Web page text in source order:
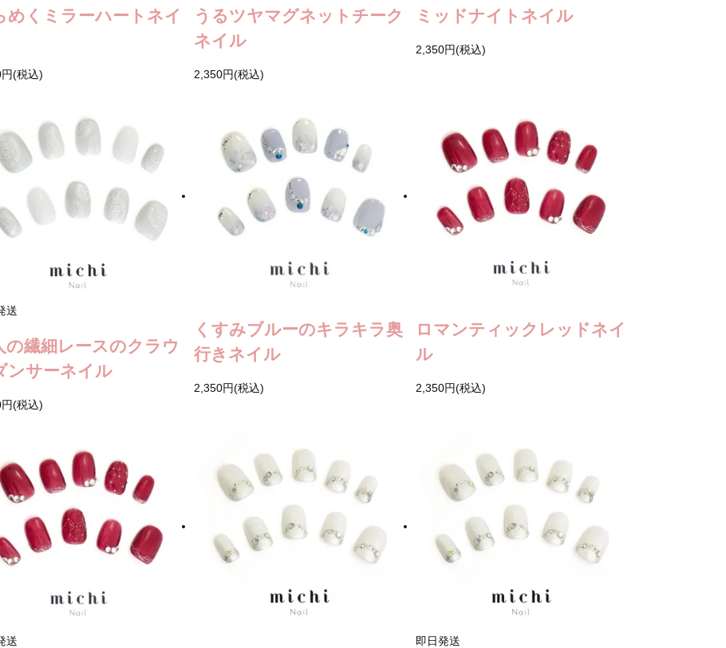
めくミラーハートネイ
(税込)
うるツヤマグネットチーク
ネイル
2,350円(税込)
ミッドナイトネイル
2,350円(税込)
送
の繊細レースのクラウ
ンサーネイル
(税込)
くすみブルーのキラキラ奥
行きネイル
2,350円(税込)
ロマンティックレッドネイ
ル
2,350円(税込)
送 即日発送